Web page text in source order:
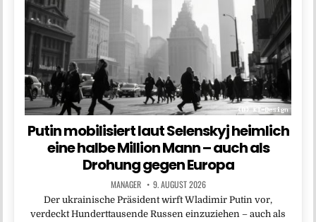
Putin mobilisiert laut Selenskyj heimlich
eine halbe Million Mann – auch als
Drohung gegen Europa
MANAGER 9. AUGUST 2026
Der ukrainische Präsident wirft Wladimir Putin vor,
verdeckt Hunderttausende Russen einzuziehen – auch als